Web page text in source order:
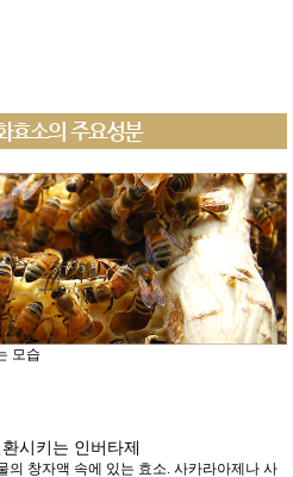
효소의 주요성분
모습
시키는 인버타제
의 창자액 속에 있는 효소. 사카라아제나 사